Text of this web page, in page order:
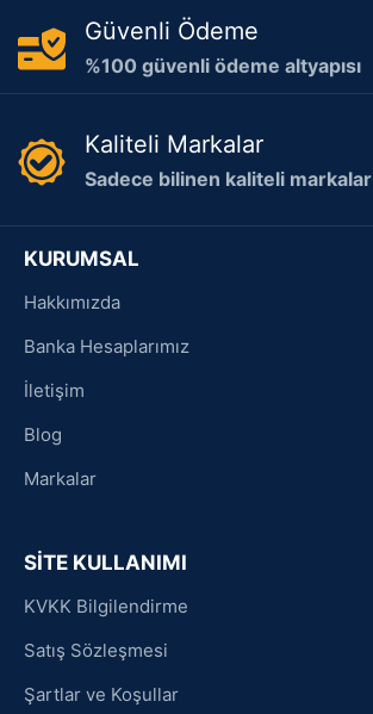
Güvenli Ödeme
%100 güvenli ödeme altyapısı
Kaliteli Markalar
Sadece bilinen kaliteli markalar
KURUMSAL
Hakkımızda
Banka Hesaplarımız
İletişim
Blog
Markalar
SİTE KULLANIMI
KVKK Bilgilendirme
Satış Sözleşmesi
Şartlar ve Koşullar